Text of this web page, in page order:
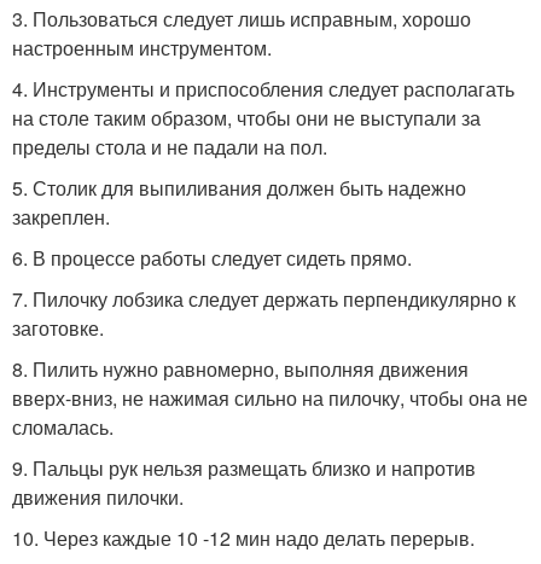
3. Пользоваться следует лишь исправным, хорошо
настроен­ным инструментом.
4. Инструменты и приспособления следует располагать
на столе таким образом, чтобы они не выступали за
пределы стола и не падали на пол.
5. Столик для выпиливания должен быть надежно
закреплен.
6. В процессе работы следует сидеть пря­мо.
7. Пилочку лобзика следует держать перпендикулярно к
заготовке.
8. Пилить нужно равномерно, выполняя движения
вверх-вниз, не нажимая сильно на пилочку, чтобы она не
сломалась.
9. Пальцы рук нельзя размещать близко и напротив
движения пилочки.
10. Через каждые 10 -12 мин надо де­лать перерыв.